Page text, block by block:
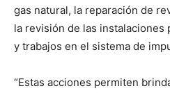
gas natural, la reparación de
la revisión de las instalaciones
y trabajos en el sistema de
“Estas acciones permiten